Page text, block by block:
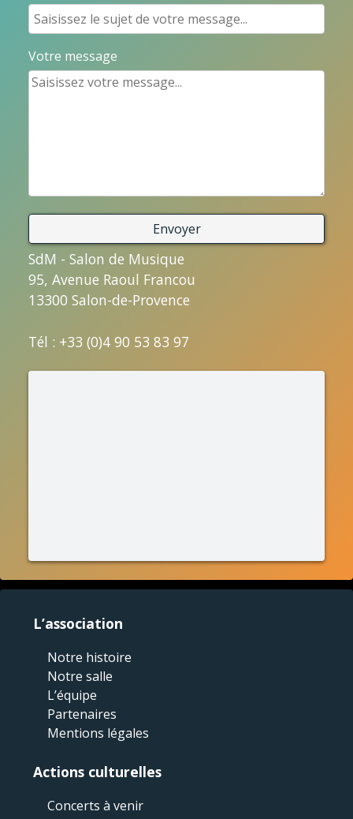
Votre message
SdM - Salon de Musique
95, Avenue Raoul Francou
13300 Salon-de-Provence
Tél : +33 (0)4 90 53 83 97
L’association
Notre histoire
Notre salle
L’équipe
Partenaires
Mentions légales
Actions culturelles
Concerts à venir